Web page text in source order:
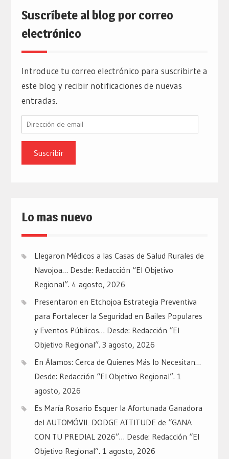
Suscríbete al blog por correo
electrónico
Introduce tu correo electrónico para suscribirte a
este blog y recibir notificaciones de nuevas
entradas.
Dirección
email
Lo mas nuevo
Llegaron Médicos a las Casas de Salud Rurales de
Navojoa… Desde: Redacción “El Objetivo
Regional”. 4 agosto, 2026
Presentaron en Etchojoa Estrategia Preventiva
para Fortalecer la Seguridad en Bailes Populares
y Eventos Públicos… Desde: Redacción “El
Objetivo Regional”. 3 agosto, 2026
En Álamos: Cerca de Quienes Más lo Necesitan…
Desde: Redacción “El Objetivo Regional”. 1
agosto, 2026
Es María Rosario Esquer la Afortunada Ganadora
del AUTOMÓVIL DODGE ATTITUDE de “GANA
CON TU PREDIAL 2026”… Desde: Redacción “El
Objetivo Regional”. 1 agosto, 2026